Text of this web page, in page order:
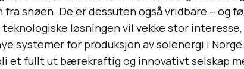
snøen. De er dessuten også vridbare – og
løsningen vil vekke stor
systemer for produksjon av solenergi i
et fullt ut bærekraftig og innovativt selskap